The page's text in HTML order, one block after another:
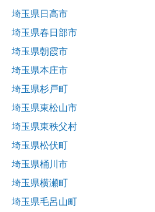
埼玉県日高市
埼玉県春日部市
埼玉県朝霞市
埼玉県本庄市
埼玉県杉戸町
埼玉県東松山市
埼玉県東秩父村
埼玉県松伏町
埼玉県桶川市
埼玉県横瀬町
埼玉県毛呂山町